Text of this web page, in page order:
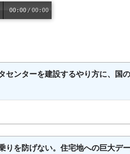
00:00 /00:00
センターを建設するやり方に、国
りを防げない。住宅地への巨大デ